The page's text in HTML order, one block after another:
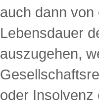
auch dann
Lebensdauer
auszugehen,
oder Insolvenz